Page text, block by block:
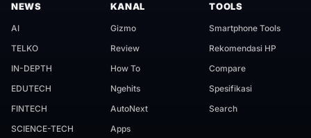
NEWS
AI
TELKO
IN-DEPTH
EDUTECH
FINTECH
SCIENCE-TECH
KANAL
Gizmo
Review
How To
Ngehits
AutoNext
Apps
TOOLS
Smartphone Tools
Rekomendasi HP
Compare
Spesifikasi
Search